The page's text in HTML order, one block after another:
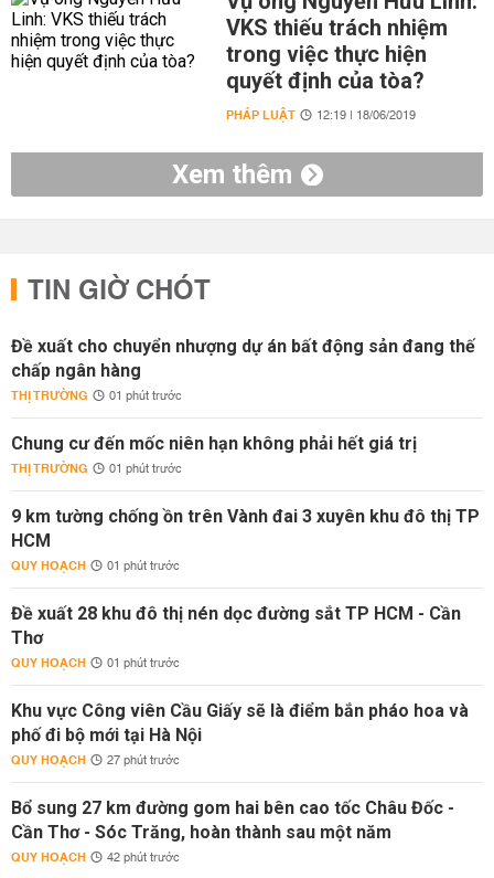
VKS thiếu trách nhiệm
trong việc thực hiện
quyết định của tòa?
PHÁP LUẬT 12:19 | 18/06/2019
Xem thêm
TIN GIỜ CHÓT
Đề xuất cho chuyển nhượng dự án bất động sản đang thế
chấp ngân hàng
THỊ TRƯỜNG 01 phút trước
Chung cư đến mốc niên hạn không phải hết giá trị
THỊ TRƯỜNG 01 phút trước
9 km tường chống ồn trên Vành đai 3 xuyên khu đô thị TP
HCM
QUY HOẠCH 01 phút trước
Đề xuất 28 khu đô thị nén dọc đường sắt TP HCM - Cần
Thơ
QUY HOẠCH 01 phút trước
Khu vực Công viên Cầu Giấy sẽ là điểm bắn pháo hoa và
phố đi bộ mới tại Hà Nội
QUY HOẠCH 27 phút trước
Bổ sung 27 km đường gom hai bên cao tốc Châu Đốc -
Cần Thơ - Sóc Trăng, hoàn thành sau một năm
QUY HOẠCH 42 phút trước